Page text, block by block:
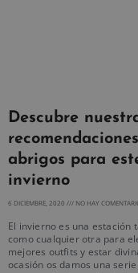
Descubre
abrigos para
invierno
6 DICIEMBRE, 2020 NO HAY
El invierno es una estación
como cualquier otra para
mejores outfits y estar
ocasión os damos una